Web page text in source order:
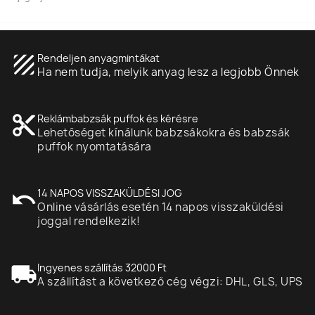
texture Rendeljen anyagmintákat
Ha nem tudja, melyik anyag lesz a legjobb Önnek
content_cut Reklámbabzsák puffok és kérésre
Lehetőséget kínálunk babzsákokra és babzsák
puffok nyomtatására
undo14 NAPOS VISSZAKÜLDÉSI JOG
Online vásárlás esetén 14 napos visszaküldési
joggal rendelkezik!
local_shippingIngyenes szállítás 32000 Ft
A szállítást a következő cég végzi: DHL, GLS, UPS